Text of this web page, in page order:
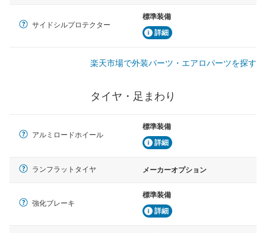
サイドシルプロテクター
標準装備
詳細
楽天市場で外装パーツ・エアロパーツを探す
タイヤ・足まわり
アルミロードホイール
標準装備
詳細
ランフラットタイヤ メーカーオプション
強化ブレーキ
標準装備
詳細